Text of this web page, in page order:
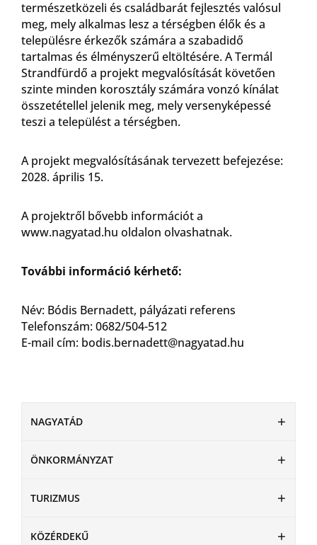
NAGYATÁD
ÖNKORMÁNYZAT
TURIZMUS
KÖZÉRDEKŰ
természetközeli és családbarát fejlesztés valósul
meg, mely alkalmas lesz a térségben élők és a
településre érkezők számára a szabadidő
tartalmas és élményszerű eltöltésére. A Termál
Strandfürdő a projekt megvalósítását követően
szinte minden korosztály számára vonzó kínálat
összetétellel jelenik meg, mely versenyképessé
teszi a települést a térségben.
A projekt megvalósításának tervezett befejezése:
2028. április 15.
A projektről bővebb információt a
www.nagyatad.hu oldalon olvashatnak.
További információ kérhető:
Név: Bódis Bernadett, pályázati referens
Telefonszám: 0682/504-512
E-mail cím: bodis.bernadett@nagyatad.hu